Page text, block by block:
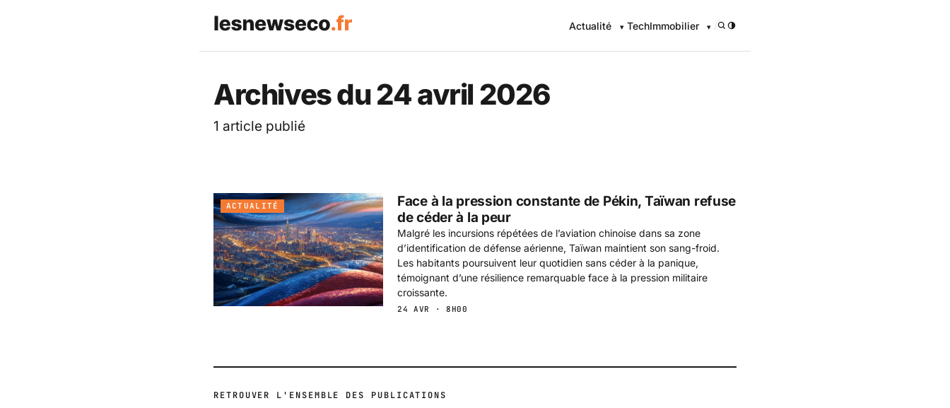
Les News Eco .fr — L'information économique
Actualité TechImmobilier /
Archives du 24 avril 2026
1 article publié
ACTUALITÉ
Face à la pression constante de Pékin, Taïwan refuse
de céder à la peur
Malgré les incursions répétées de l’aviation chinoise dans sa zone
d’identification de défense aérienne, Taïwan maintient son sang-froid.
Les habitants poursuivent leur quotidien sans céder à la panique,
témoignant d’une résilience remarquable face à la pression militaire
croissante.
24 AVR · 8H00
RETROUVER L'ENSEMBLE DES PUBLICATIONS